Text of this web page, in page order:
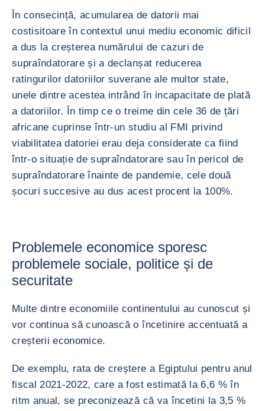
În consecință, acumularea de datorii mai
costisitoare în contextul unui mediu economic dificil
a dus la creșterea numărului de cazuri de
supraîndatorare și a declanșat reducerea
ratingurilor datoriilor suverane ale multor state,
unele dintre acestea intrând în incapacitate de plată
a datoriilor. În timp ce o treime din cele 36 de țări
africane cuprinse într-un studiu al FMI privind
viabilitatea datoriei erau deja considerate ca fiind
într-o situație de supraîndatorare sau în pericol de
supraîndatorare înainte de pandemie, cele două
șocuri succesive au dus acest procent la 100%.
Problemele economice sporesc
problemele sociale, politice și de
securitate
Multe dintre economiile continentului au cunoscut și
vor continua să cunoască o încetinire accentuată a
creșterii economice.
De exemplu, rata de creștere a Egiptului pentru anul
fiscal 2021-2022, care a fost estimată la 6,6 % în
ritm anual, se preconizează că va încetini la 3,5 %